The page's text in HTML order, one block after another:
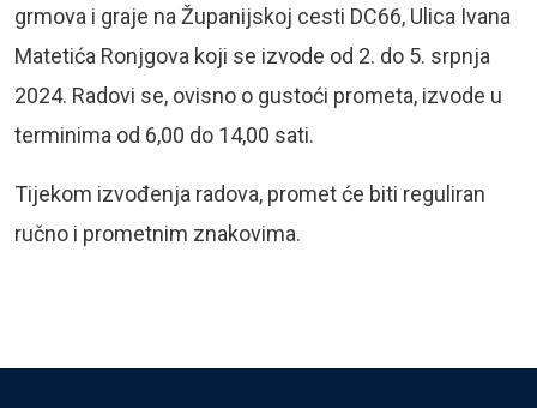
grmova i graje na Županijskoj cesti DC66, Ulica Ivana
Matetića Ronjgova koji se izvode od 2. do 5. srpnja
2024. Radovi se, ovisno o gustoći prometa, izvode u
terminima od 6,00 do 14,00 sati.
Tijekom izvođenja radova, promet će biti reguliran
ručno i prometnim znakovima.